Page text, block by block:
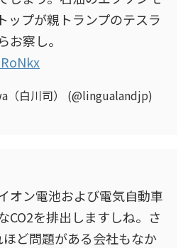
ップが親トランプのテスラ
お察し。
（白川司） (@lingualandjp)
オン電池および電気自動車
CO2を排出しますしね。さ
ほど問題がある会社もなか